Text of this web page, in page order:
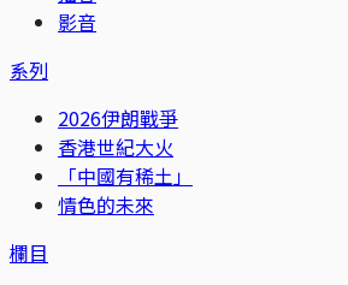
影音
系列
2026伊朗戰爭
香港世紀大火
「中國有稀土」
情色的未來
欄目